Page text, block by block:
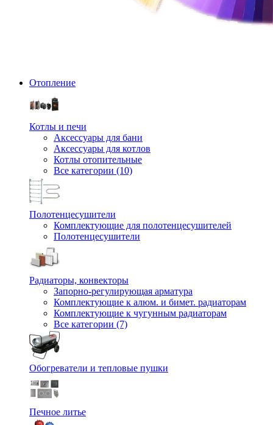
Отопление
Котлы и печи
Аксессуары для бани
Аксессуары для котлов
Котлы отопительные
Все категории (10)
Полотенцесушители
Комплектующие для полотенцесушителей
Полотенцесушители
Радиаторы, конвекторы
Запорно-регулирующая арматура
Комплектующие к алюм. и бимет. радиаторам
Комплектующие к чугунным радиаторам
Все категории (7)
Обогреватели и тепловые пушки
Печное литье